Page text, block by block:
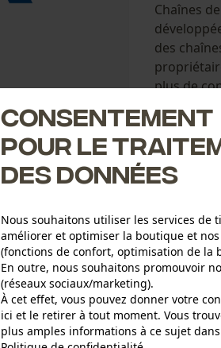
Chaînes
des
plus de
Chaînes
Lubritec
permet
taillants
Utilisation
des
Consentement
pour le
des données
Nous souhaitons utiliser les services de
améliorer et optimiser la boutique et nos
(fonctions de confort, optimisation de la
En outre, nous souhaitons promouvoir
(réseaux sociaux/marketing).
À cet effet, vous pouvez donner votre
ici et le retirer à tout moment. Vous
plus amples informations à ce sujet